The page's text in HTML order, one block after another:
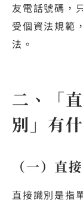
友電話號碼，
受個資法規範
法。
二、「
別」有
（一）直
直接識別是指